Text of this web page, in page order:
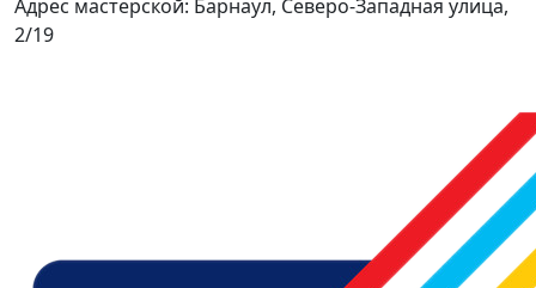
Адрес мастерской: Барнаул, Северо-Западная улица,
2/19